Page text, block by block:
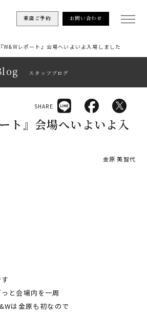
来店ご予約 お問い合わせ
『W&Wレポート』会場へいよいよ入場しました
スタッフブログ
ト』会場へいよいよ入
金原 美智代
SHARE
と会場内を一周
は金原も初なので